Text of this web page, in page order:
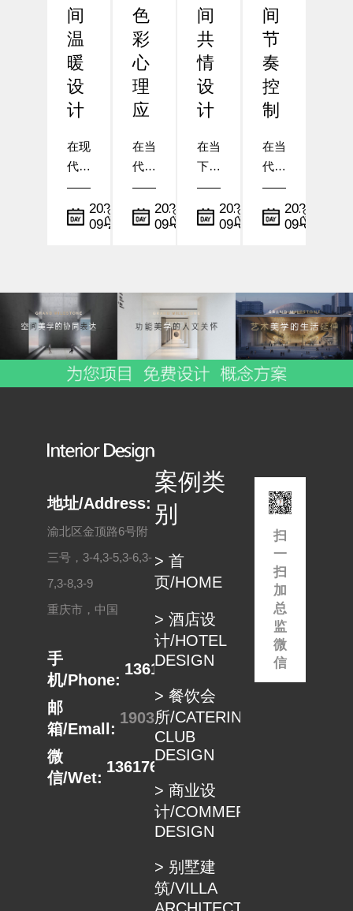
间
温
暖
设
计
在现
代酒
店设
计
中，
形式
与功
能的
结
合，
情感
与文
表
尤其
在...
2025-
09-22
小
编
色
彩
心
理
应
在当
代酒
店设
计
中，
空间
的展
现手
影响
顾客
绪、
行为
与
体...
2025-
09-06
小
编
间
共
情
设
计
在当
下的
酒店
设计
行业
空间
能力
正逐
造与
2025-
09-06
小
编
间
节
奏
控
制
在当
代酒
店设
计
中，
节奏
控制
不仅
是美
学与
用户
体验
层...
2025-
09-05
地址/Address:
渝北区金顶路6号附
三号，3-4,3-5,3-6,3-
7,3-8,3-9
重庆市，中国
手
机/Phone:
13617680498
邮
箱/Emall:
1903332889@qq.com
微
信/Wet:
13617680498
案例类
别
> 首
页/HOME
> 酒店设
计/HOTEL
DESIGN
> 餐饮会
所/CATERING
CLUB
DESIGN
> 商业设
计/COMMERCIAL
DESIGN
> 别墅建
筑/VILLA
扫
一
扫
加
总
监
微
信